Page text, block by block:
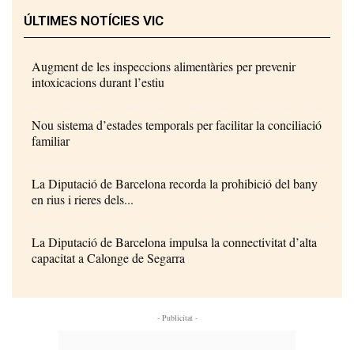
ÚLTIMES NOTÍCIES VIC
Augment de les inspeccions alimentàries per prevenir
intoxicacions durant l’estiu
Nou sistema d’estades temporals per facilitar la conciliació
familiar
La Diputació de Barcelona recorda la prohibició del bany
en rius i rieres dels...
La Diputació de Barcelona impulsa la connectivitat d’alta
capacitat a Calonge de Segarra
- Publicitat -